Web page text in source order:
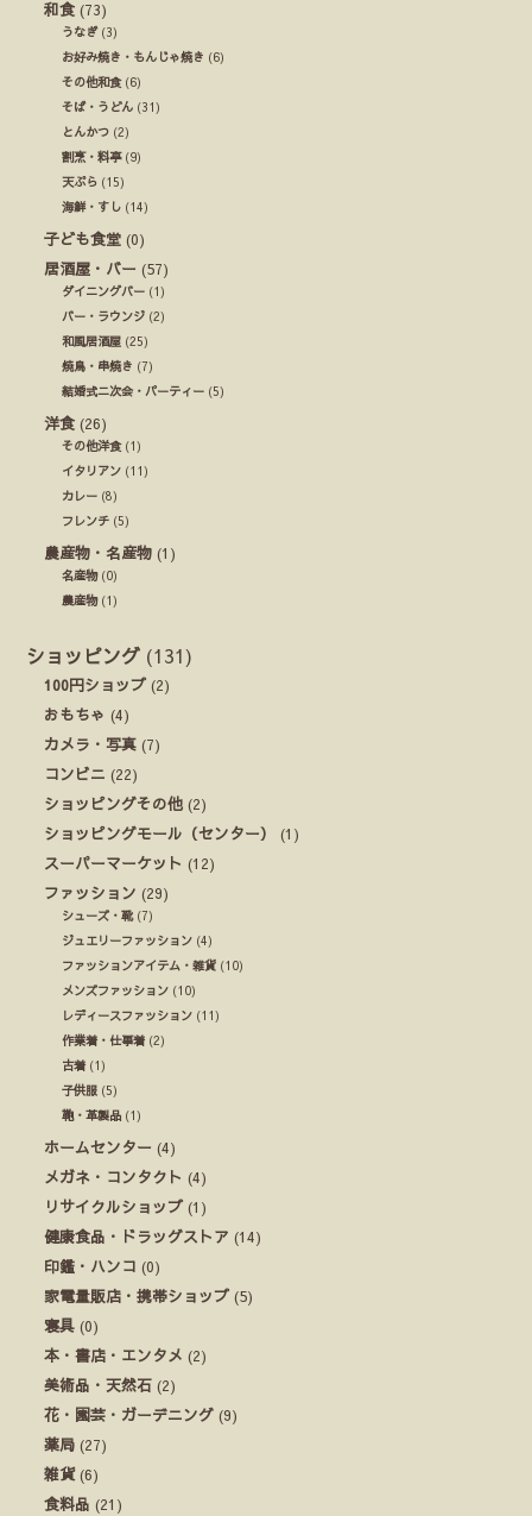
和食 (73)
うなぎ(3)
お好み焼き・もんじゃ焼き (6)
その他和食(6)
そば・うどん (31)
とんかつ (2)
割烹・料亭(9)
天ぷら (15)
海鮮・すし (14)
子ども食堂 (0)
居酒屋・バー (57)
ダイニングバー (1)
バー・ラウンジ (2)
和風居酒屋 (25)
焼鳥・串焼き (7)
結婚式ニ次会・パーティー (5)
洋食 (26)
その他洋食(1)
イタリアン (11)
カレー (8)
フレンチ (5)
農産物・名産物 (1)
名産物(0)
農産物(1)
ショッピング (131)
100円ショップ (2)
おもちゃ (4)
カメラ・写真 (7)
コンビニ (22)
ショッピングその他 (2)
ショッピングモール（センター）
(1)
スーパーマーケット (12)
ファッション (29)
シューズ・靴(7)
ジュエリーファッション (4)
ファッションアイテム・雑貨 (10)
メンズファッション (10)
レディースファッション (11)
作業着・仕事着 (2)
古着 (1)
子供服 (5)
鞄・革製品 (1)
ホームセンター (4)
メガネ・コンタクト (4)
リサイクルショップ (1)
健康食品・ドラッグストア (14)
印鑑・ハンコ (0)
家電量販店・携帯ショップ (5)
寝具 (0)
本・書店・エンタメ (2)
美術品・天然石 (2)
花・園芸・ガーデニング (9)
薬局 (27)
雑貨(6)
食料品 (21)